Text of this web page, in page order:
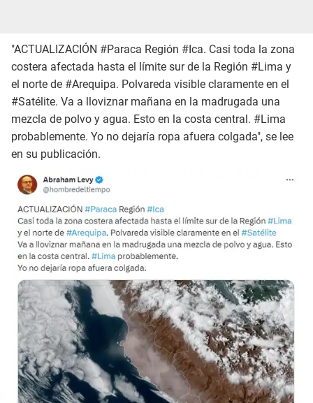
"ACTUALIZACIÓN #Paraca Región #Ica. Casi toda la zona
costera afectada hasta el límite sur de la Región #Lima y
el norte de #Arequipa. Polvareda visible claramente en el
#Satélite. Va a lloviznar mañana en la madrugada una
mezcla de polvo y agua. Esto en la costa central. #Lima
probablemente. Yo no dejaría ropa afuera colgada", se lee
en su publicación.